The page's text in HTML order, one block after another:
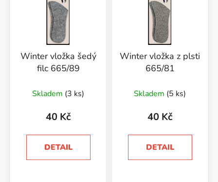
Winter vložka šedý
filc 665/89
Skladem (3 ks)
40 Kč
DETAIL
Winter vložka z plsti
665/81
Skladem (5 ks)
40 Kč
DETAIL